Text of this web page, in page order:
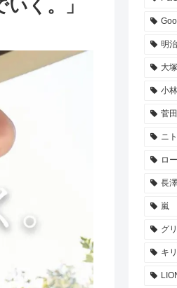
く。」
明治
大
小
菅
ニ
ロ
長
嵐
グ
キ